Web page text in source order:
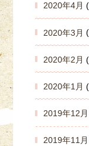
2020年4月
2020年3月
2020年2月
2020年1月
2019年12月
2019年11月